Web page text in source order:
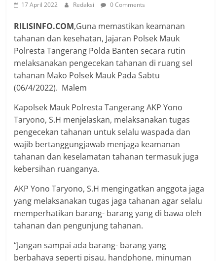
17 April 2022 Redaksi 0 Comments
RILISINFO.COM,Guna memastikan keamanan
tahanan dan kesehatan, Jajaran Polsek Mauk
Polresta Tangerang Polda Banten secara rutin
melaksanakan pengecekan tahanan di ruang sel
tahanan Mako Polsek Mauk Pada Sabtu
(06/4/2022). Malem
Kapolsek Mauk Polresta Tangerang AKP Yono
Taryono, S.H menjelaskan, melaksanakan tugas
pengecekan tahanan untuk selalu waspada dan
wajib bertanggungjawab menjaga keamanan
tahanan dan keselamatan tahanan termasuk juga
kebersihan ruanganya.
AKP Yono Taryono, S.H mengingatkan anggota jaga
yang melaksanakan tugas jaga tahanan agar selalu
memperhatikan barang- barang yang di bawa oleh
tahanan dan pengunjung tahanan.
“Jangan sampai ada barang- barang yang
berbahaya seperti pisau, handphone, minuman